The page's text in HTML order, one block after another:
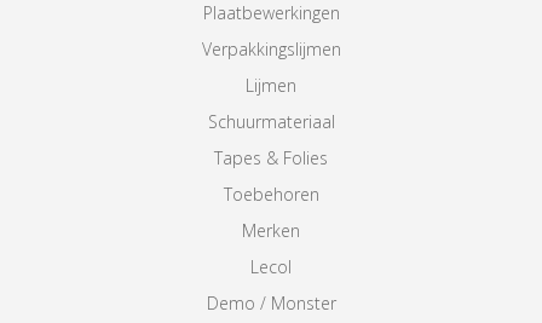
Plaatbewerkingen
Verpakkingslijmen
Lijmen
Schuurmateriaal
Tapes & Folies
Toebehoren
Merken
Lecol
Demo / Monster